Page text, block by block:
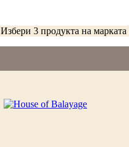
Избери 3 продукта на